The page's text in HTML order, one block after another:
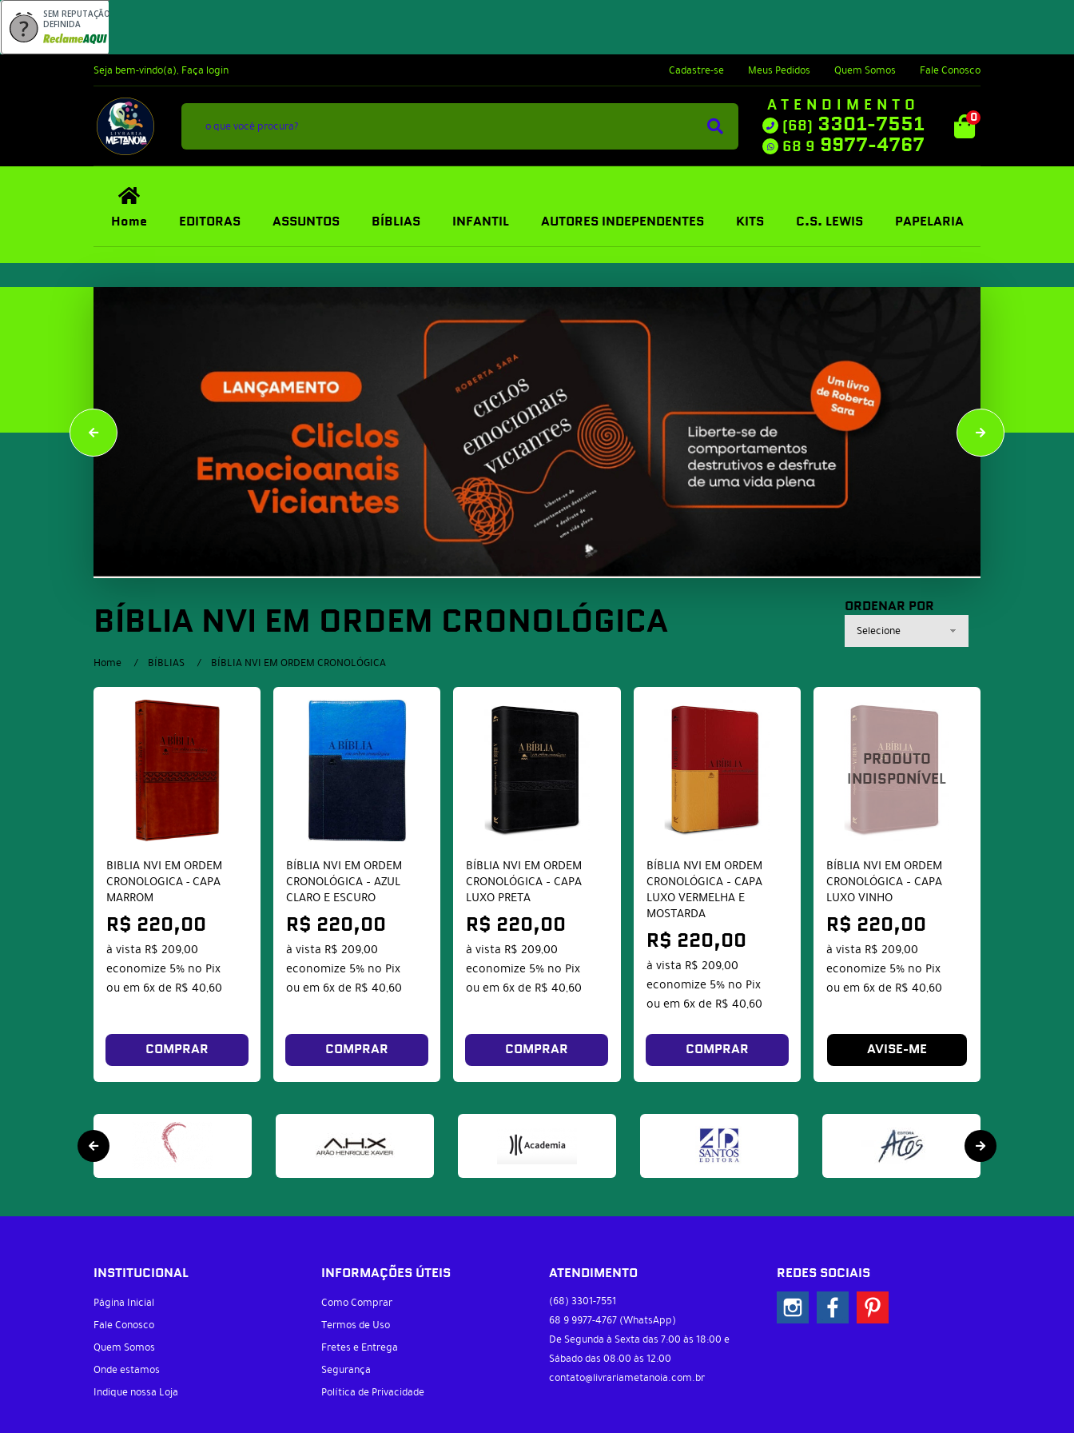
SEM REPUTAÇÃO
DEFINIDA
Seja bem-vindo(a), Faça login Cadastre-se Meus Pedidos Quem Somos Fale Conosco
ATENDIMENTO
(68) 3301-7551
68 9 9977-4767
0
Home EDITORAS ASSUNTOS BÍBLIAS INFANTIL AUTORES INDEPENDENTES KITS C.S. LEWIS PAPELARIA
BÍBLIA NVI EM ORDEM CRONOLÓGICA
Home BÍBLIAS BÍBLIA NVI EM ORDEM CRONOLÓGICA
ORDENAR POR
Selecione
BIBLIA NVI EM ORDEM
CRONOLOGICA - CAPA
MARROM
R$ 220,00
à vista R$ 209,00
economize 5% no Pix
ou em 6xde R$ 40,60
COMPRAR
BÍBLIA NVI EM ORDEM
CRONOLÓGICA – AZUL
CLARO E ESCURO
R$ 220,00
à vista R$ 209,00
economize 5% no Pix
ou em 6xde R$ 40,60
COMPRAR
BÍBLIA NVI EM ORDEM
CRONOLÓGICA – CAPA
LUXO PRETA
R$ 220,00
à vista R$ 209,00
economize 5% no Pix
ou em 6xde R$ 40,60
COMPRAR
BÍBLIA NVI EM ORDEM
CRONOLÓGICA – CAPA
LUXO VERMELHA E
MOSTARDA
R$ 220,00
à vista R$ 209,00
economize 5% no Pix
ou em 6xde R$ 40,60
COMPRAR
BÍBLIA NVI EM ORDEM
CRONOLÓGICA – CAPA
LUXO VINHO
R$ 220,00
à vista R$ 209,00
economize 5% no Pix
ou em 6xde R$ 40,60
AVISE-ME
INSTITUCIONAL
Página Inicial
Fale Conosco
Quem Somos
Onde estamos
Indique nossa Loja
INFORMAÇÕES ÚTEIS
Como Comprar
Termos de Uso
Fretes e Entrega
Segurança
Política de Privacidade
ATENDIMENTO
(68) 3301-7551
68 9 9977-4767 (WhatsApp)
De Segunda à Sexta das 7:00 às 18:00 e
Sábado das 08:00 às 12:00
contato@livrariametanoia.com.br
REDES SOCIAIS